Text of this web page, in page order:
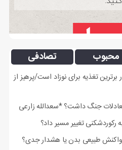
محبوب تصادفی
تغذیه برای نوزاد است/پرهیز از
تغییر مسیر داد؟
واکنش طبیعی بدن یا هشدار جدی؟